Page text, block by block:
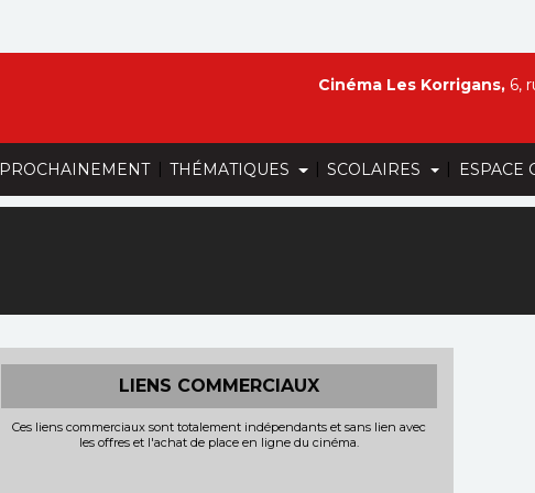
PROCHAINEMENT | THÉMATIQUES | SCOLAIRES | ESPACE
Cinéma Les Korrigans, 6,
LIENS COMMERCIAUX
Ces liens commerciaux sont totalement indépendants et sans lien avec
les offres et l'achat de place en ligne du cinéma.